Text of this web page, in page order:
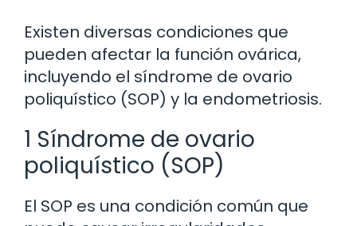
Existen diversas condiciones que
pueden afectar la función ovárica,
incluyendo el síndrome de ovario
poliquístico (SOP) y la endometriosis.
1 Síndrome de ovario
poliquístico (SOP)
El SOP es una condición común que